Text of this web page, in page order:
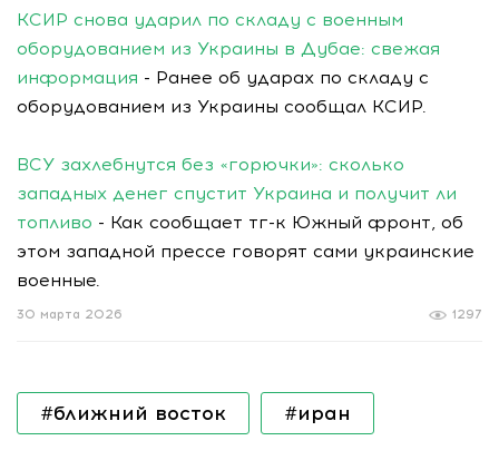
КСИР снова ударил по складу с военным
оборудованием из Украины в Дубае: свежая
информация - Ранее об ударах по складу с
оборудованием из Украины сообщал КСИР.
ВСУ захлебнутся без «горючки»: сколько
западных денег спустит Украина и получит ли
топливо - Как сообщает тг-к Южный фронт, об
этом западной прессе говорят сами украинские
военные.
1297
30 марта 2026
#ближний восток #иран